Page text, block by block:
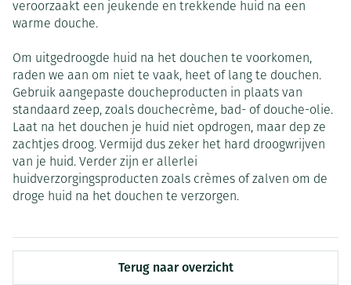
veroorzaakt een jeukende en trekkende huid na een
warme douche.
Om uitgedroogde huid na het douchen te voorkomen,
raden we aan om niet te vaak, heet of lang te douchen.
Gebruik aangepaste doucheproducten in plaats van
standaard zeep, zoals douchecrème, bad- of douche-olie.
Laat na het douchen je huid niet opdrogen, maar dep ze
zachtjes droog. Vermijd dus zeker het hard droogwrijven
van je huid. Verder zijn er allerlei
huidverzorgingsproducten zoals crèmes of zalven om de
droge huid na het douchen te verzorgen.
Terug naar overzicht